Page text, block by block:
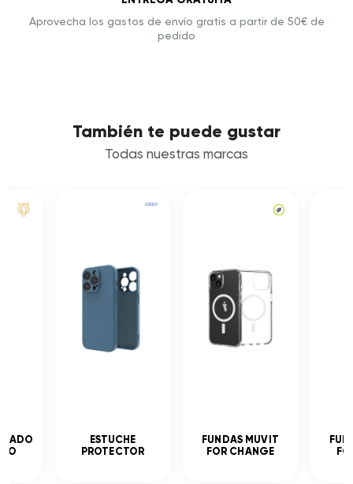
Aprovecha los gastos de envío gratis a partir de 50€ de
pedido
También te puede gustar
Todas nuestras marcas
ESTUCHE
PROTECTOR
FUNDAS MUVIT
FOR CHANGE